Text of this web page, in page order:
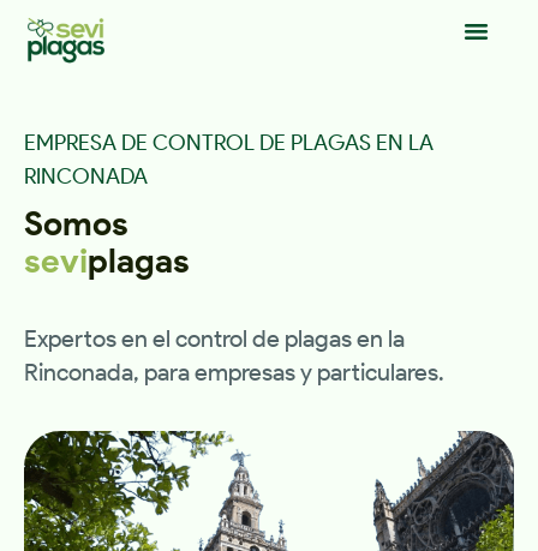
EMPRESA DE CONTROL DE PLAGAS EN LA
RINCONADA
Somos
seviplagas
Expertos en el control de plagas en la
Rinconada, para empresas y particulares.